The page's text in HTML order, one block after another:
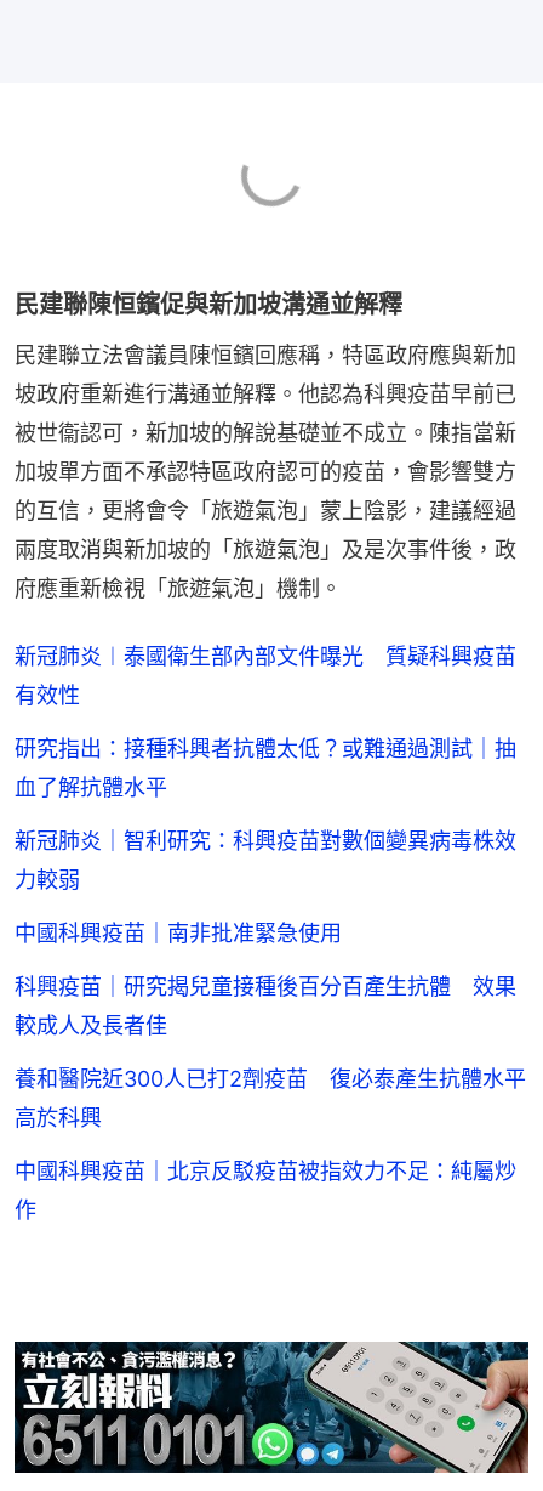
民建聯陳恒鑌促與新加坡溝通並解釋
民建聯立法會議員陳恒鑌回應稱，特區政府應與新加
坡政府重新進行溝通並解釋。他認為科興疫苗早前已
被世衞認可，新加坡的解說基礎並不成立。陳指當新
加坡單方面不承認特區政府認可的疫苗，會影響雙方
的互信，更將會令「旅遊氣泡」蒙上陰影，建議經過
兩度取消與新加坡的「旅遊氣泡」及是次事件後，政
府應重新檢視「旅遊氣泡」機制。
新冠肺炎︱泰國衛生部內部文件曝光 質疑科興疫苗
有效性
研究指出：接種科興者抗體太低？或難通過測試｜抽
血了解抗體水平
新冠肺炎｜智利研究：科興疫苗對數個變異病毒株效
力較弱
中國科興疫苗｜南非批准緊急使用
科興疫苗｜研究揭兒童接種後百分百產生抗體 效果
較成人及長者佳
養和醫院近300人已打2劑疫苗 復必泰產生抗體水平
高於科興
中國科興疫苗｜北京反駁疫苗被指效力不足：純屬炒
作